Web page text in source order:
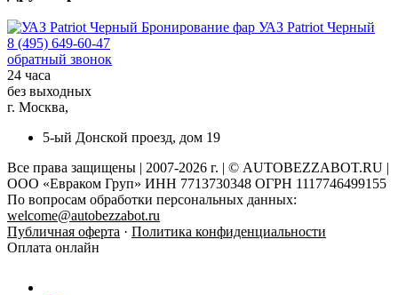
Бронирование фар УАЗ Patriot Черный
8 (495) 649-60-47
обратный звонок
24 часа
без выходных
г. Москва,
5-ый Донской проезд, дом 19
Все права защищены | 2007-2026 г. | © AUTOBEZZABOT.RU |
ООО «Евраком Груп» ИНН 7713730348 ОГРН 1117746499155
По вопросам обработки персональных данных:
welcome@autobezzabot.ru
Публичная оферта · Политика конфиденциальности
Оплата онлайн